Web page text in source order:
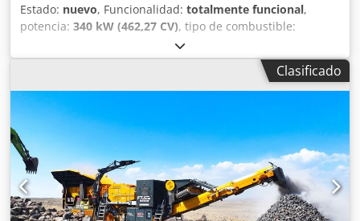
Estado: nuevo, Funcionalidad: totalmente funcional,
potencia: 340 kW (462,27 CV), tipo de combustible:
, Año de fabricación:
nuestros productos están fabricados con esmero y
cuentan con 1 año de garantía. *Instalación y capacitación
de operador GRATUITAS La FABO MCK-90 es el modelo
intermedio de la serie MCK, compuesta por plantas
móviles de trituración y cribado de tipo circuito cerrado,
utilizadas para el procesamiento de materiales duros
como basalto, granito, gabro, dolomita y otros tipos de
piedras duras. La MCK-90 incluye dos etapas de
trituración, realizadas por una trituradora de mandíbulas
primaria y una trituradora de impacto secundaria.
Clasificado